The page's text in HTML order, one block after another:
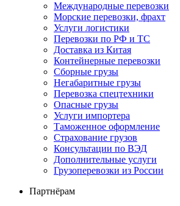
Международные перевозки
Морские перевозки, фрахт
Услуги логистики
Перевозки по РФ и ТС
Доставка из Китая
Контейнерные перевозки
Сборные грузы
Негабаритные грузы
Перевозка спецтехники
Опасные грузы
Услуги импортера
Таможенное оформление
Страхование грузов
Консультации по ВЭД
Дополнительные услуги
Грузоперевозки из России
Партнёрам